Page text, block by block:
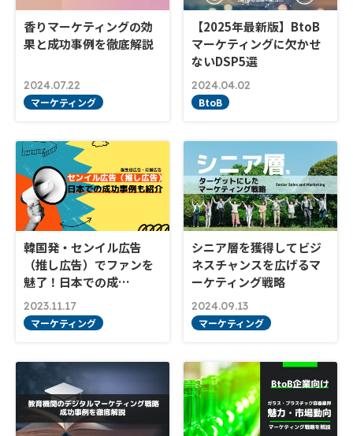
香りマーケティングの効
果と成功事例を徹底解説
2024.07.22
マーケティング
【2025年最新版】BtoB
マーケティングに欠かせ
ないDSP5選
2024.04.02
BtoB
韓国発・センイル広告
（推し広告）でファンを
魅了！日本での成…
2023.11.17
マーケティング
シニア層を獲得してビジ
ネスチャンスを広げるマ
ーケティング戦略
2024.09.13
マーケティング